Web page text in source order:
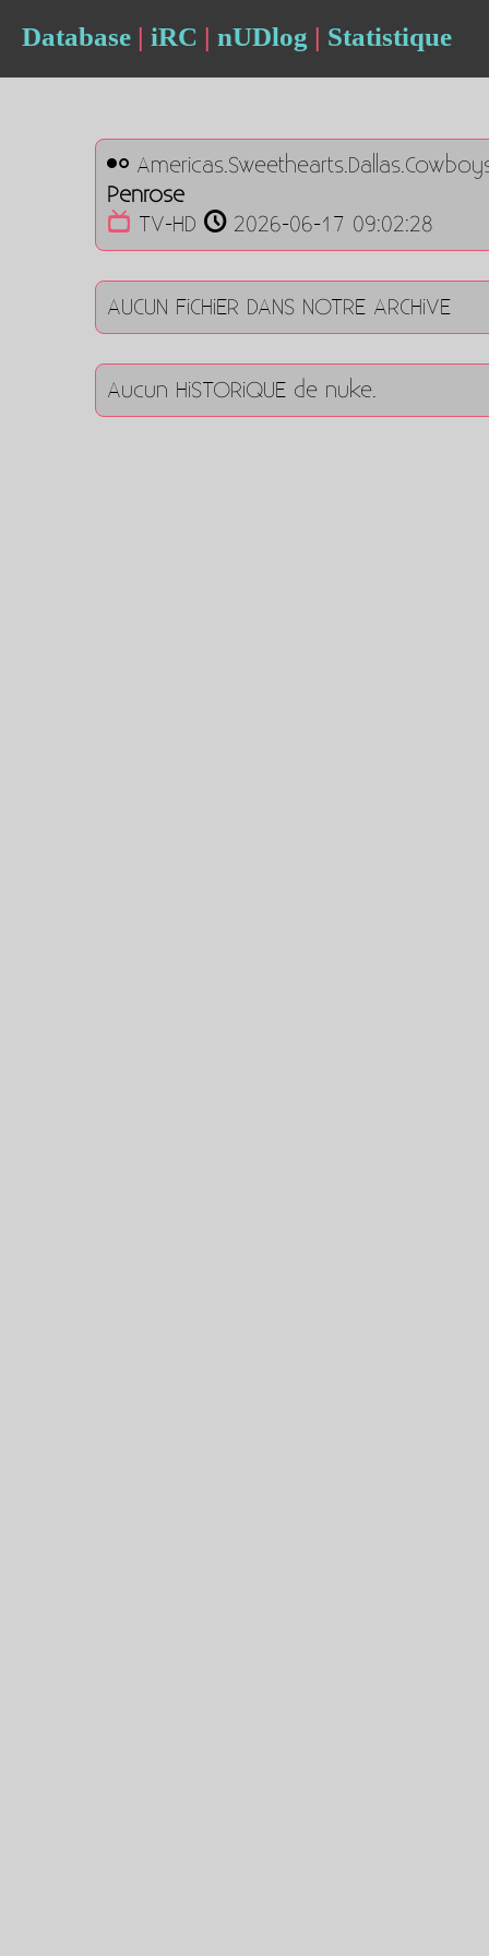
Database | iRC | nUDlog | Statistique
Penrose
TV-HD
2026-06-17 09:02:28
AUCUN FiCHiER DANS NOTRE ARCHiVE
Aucun HiSTORiQUE de nuke.